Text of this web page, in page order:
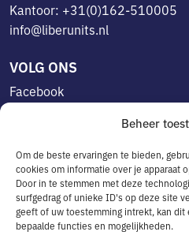
Beheer
Om de beste ervaringen te bieden,
cookies om informatie over je apparaat
Door in te stemmen met deze
surfgedrag of unieke ID's op deze site
geeft of uw toestemming intrekt, kan
bepaalde functies en mogelijkheden.
Kantoor: +31(0)162-510005
info@liberunits.nl
VOLG ONS
Facebook
OVERIG
Algemene voorwaarden